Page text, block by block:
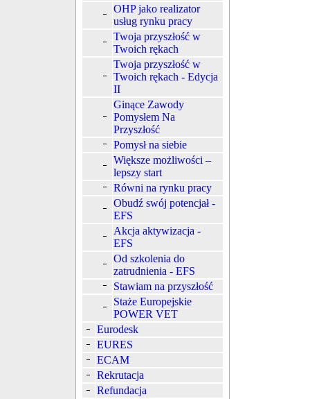
OHP jako realizator
usług rynku pracy
Twoja przyszłość w
Twoich rękach
Twoja przyszłość w
Twoich rękach - Edycja
II
Ginące Zawody
Pomysłem Na
Przyszłość
Pomysł na siebie
Większe możliwości –
lepszy start
Równi na rynku pracy
Obudź swój potencjał -
EFS
Akcja aktywizacja -
EFS
Od szkolenia do
zatrudnienia - EFS
Stawiam na przyszłość
Staże Europejskie
POWER VET
Eurodesk
EURES
ECAM
Rekrutacja
Refundacja